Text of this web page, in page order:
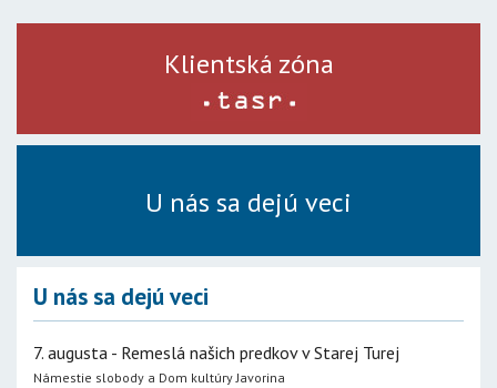
Klientská zóna
U nás sa dejú veci
U nás sa dejú veci
7. augusta - Remeslá našich predkov v Starej Turej
Námestie slobody a Dom kultúry Javorina